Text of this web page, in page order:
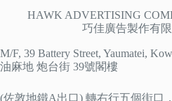
HAWK ADVERTISING
巧佳廣告製作有
M/F, 39 Battery Street, Yaumatei,
油麻地 炮台街 39號閣樓
(佐敦地鐵A出口) 轉右行五個街口，